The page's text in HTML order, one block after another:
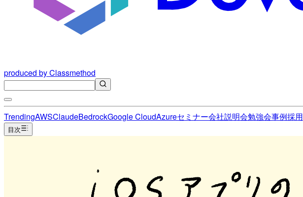
produced by Classmethod
TrendingAWSClaudeBedrockGoogle CloudAzureセミナー会社説明会勉強会事例採用
目次